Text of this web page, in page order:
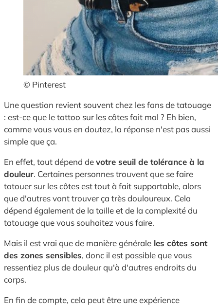
© Pinterest
Une question revient souvent chez les fans de tatouage
: est-ce que le tattoo sur les côtes fait mal ? Eh bien,
comme vous vous en doutez, la réponse n'est pas aussi
simple que ça.
En effet, tout dépend devotre seuil de tolérance à la
douleur. Certaines personnes trouvent que se faire
tatouer sur les côtes est tout à fait supportable, alors
que d'autres vont trouver ça très douloureux. Cela
dépend également de la taille et de la complexité du
tatouage que vous souhaitez vous faire.
Mais il est vrai que de manière générale les côtes sont
des zones sensibles, donc il est possible que vous
ressentiez plus de douleur qu'à d'autres endroits du
corps.
En fin de compte, cela peut être une expérience